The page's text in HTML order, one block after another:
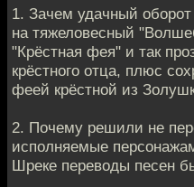
1. Зачем удачный
на тяжеловесный
"Крёстная фея" и так
крёстного отца, плюс
феей крёстной из
2. Почему решили не
исполняемые
Шреке переводы песен